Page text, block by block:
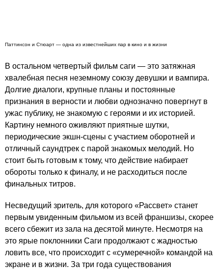
Паттинсон и Стюарт — одна из известнейших пар в кино и в жизни
В остальном четвертый фильм саги — это затяжная
хвалебная песня неземному союзу девушки и вампира.
Долгие диалоги, крупные планы и постоянные
признания в верности и любви однозначно повергнут в
ужас публику, не знакомую с героями и их историей.
Картину немного оживляют приятные шутки,
периодические экшн-сцены с участием оборотней и
отличный саундтрек с парой знакомых мелодий. Но
стоит быть готовым к тому, что действие набирает
обороты только к финалу, и не расходиться после
финальных титров.
Несведущий зритель, для которого «Рассвет» станет
первым увиденным фильмом из всей франшизы, скорее
всего сбежит из зала на десятой минуте. Несмотря на
это ярые поклонники Саги продолжают с жадностью
ловить все, что происходит с «сумеречной» командой на
экране и в жизни. За три года существования